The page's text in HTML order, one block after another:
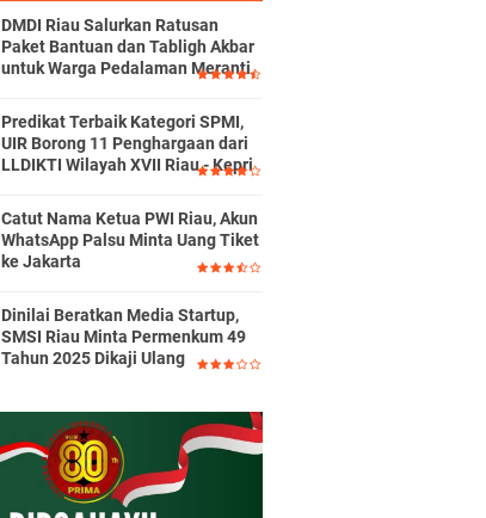
DMDI Riau Salurkan Ratusan
Paket Bantuan dan Tabligh Akbar
untuk Warga Pedalaman Meranti
Predikat Terbaik Kategori SPMI,
UIR Borong 11 Penghargaan dari
LLDIKTI Wilayah XVII Riau - Kepri
Catut Nama Ketua PWI Riau, Akun
WhatsApp Palsu Minta Uang Tiket
ke Jakarta
Dinilai Beratkan Media Startup,
SMSI Riau Minta Permenkum 49
Tahun 2025 Dikaji Ulang